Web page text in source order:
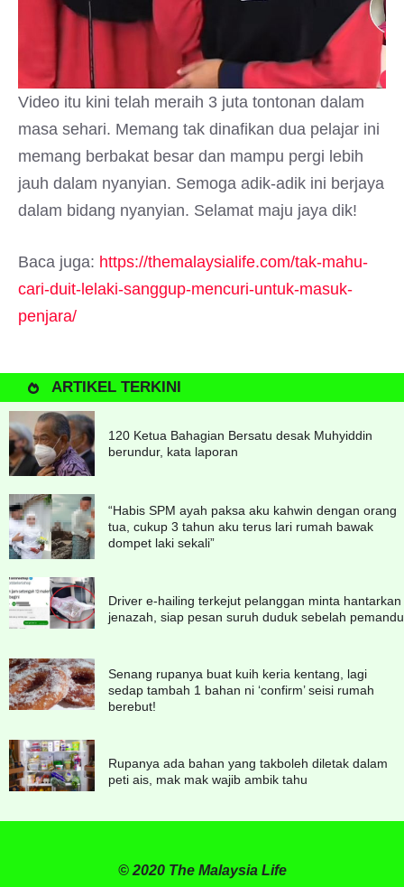
Video itu kini telah meraih 3 juta tontonan dalam
masa sehari. Memang tak dinafikan dua pelajar ini
memang berbakat besar dan mampu pergi lebih
jauh dalam nyanyian. Semoga adik-adik ini berjaya
dalam bidang nyanyian. Selamat maju jaya dik!
Baca juga: https://themalaysialife.com/tak-mahu-
cari-duit-lelaki-sanggup-mencuri-untuk-masuk-
penjara/
ARTIKEL TERKINI
120 Ketua Bahagian Bersatu desak Muhyiddin
berundur, kata laporan
“Habis SPM ayah paksa aku kahwin dengan orang
tua, cukup 3 tahun aku terus lari rumah bawak
dompet laki sekali”
Driver e-hailing terkejut pelanggan minta hantarkan
jenazah, siap pesan suruh duduk sebelah pemandu
Senang rupanya buat kuih keria kentang, lagi
sedap tambah 1 bahan ni ‘confirm’ seisi rumah
berebut!
Rupanya ada bahan yang takboleh diletak dalam
peti ais, mak mak wajib ambik tahu
© 2020 The Malaysia Life